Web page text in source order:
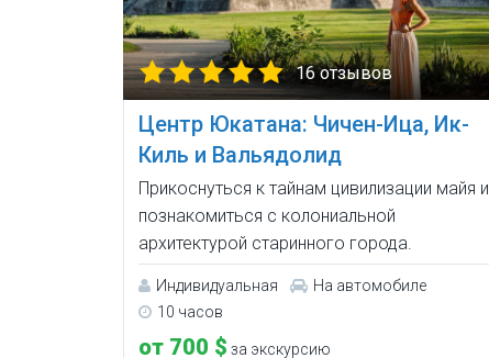
16 отзывов
Центр Юкатана: Чичен-Ица, Ик-
Киль и Вальядолид
Прикоснуться к тайнам цивилизации майя и
познакомиться с колониальной
архитектурой старинного города.
Индивидуальная
На автомобиле
10 часов
от 700 $ за экскурсию